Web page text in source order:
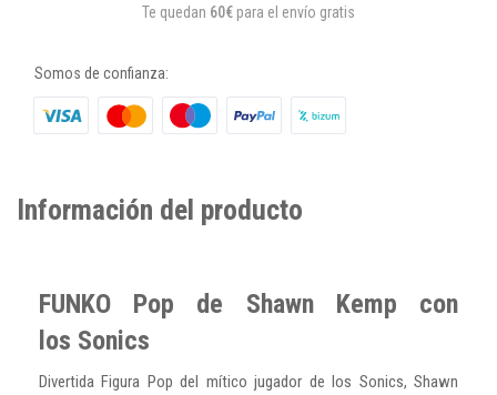
Te quedan 60€ para el envío gratis
Somos de confianza:
Información del producto
FUNKO Pop de Shawn Kemp con
los Sonics
Divertida Figura Pop del mítico jugador de los Sonics, Shawn